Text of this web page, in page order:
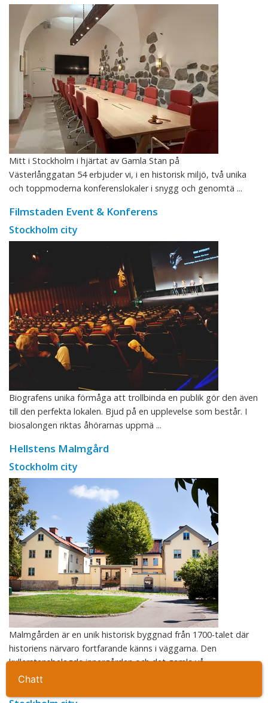
Ta kontakt
Mitt i Stockholm i hjärtat av Gamla Stan på
Västerlånggatan 54 erbjuder vi, i en historisk miljö, två unika
och toppmoderna konferenslokaler i snygg och genomtä ...
Filmstaden Event & Konferens
Stockholm city
Biografens unika förmåga att trollbinda en publik gör den även
till den perfekta lokalen. Bjud på en upplevelse som består. I
biosalongen riktas åhörarnas uppmä ...
Hellstens Malmgård
Stockholm city
Malmgården är en unik historisk byggnad från 1700-talet där
historiens närvaro fortfarande känns i väggarna. Den
kullerstensbelagda innergården och det gamla vå ...
Nobis Hotel Stockholm